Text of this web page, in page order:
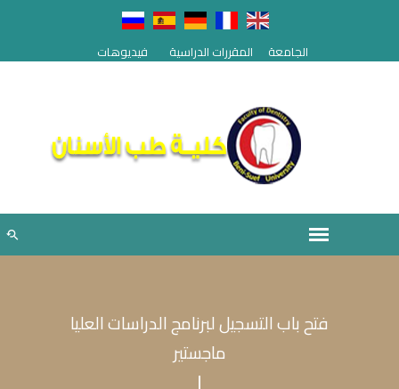
الجامعة المقررات الدراسية فيديوهات
فتح باب التسجيل لبرنامج الدراسات العليا
ماجستير